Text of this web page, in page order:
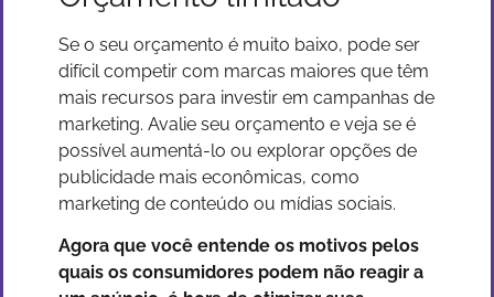
Se o seu orçamento é muito baixo, pode ser
difícil competir com marcas maiores que têm
mais recursos para investir em campanhas de
marketing. Avalie seu orçamento e veja se é
possível aumentá-lo ou explorar opções de
publicidade mais econômicas, como
marketing de conteúdo ou mídias sociais.
Agora que você entende os motivos pelos
quais os consumidores podem não reagir a